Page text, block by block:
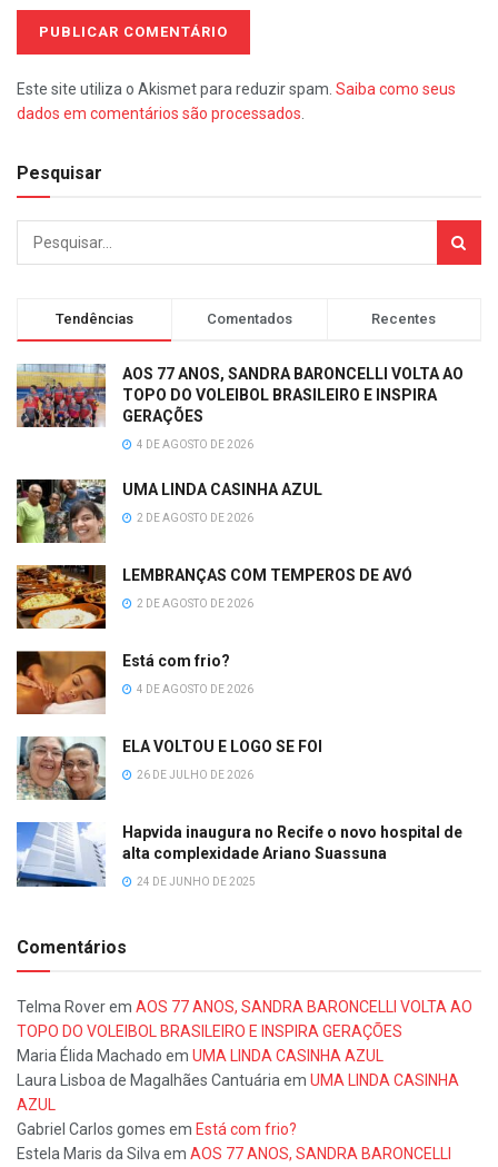
Este site utiliza o Akismet para reduzir spam. Saiba como seus
dados em comentários são processados
Pesquisar
Tendências Comentados Recentes
AOS 77 ANOS, SANDRA BARONCELLI VOLTA AO
TOPO DO VOLEIBOL BRASILEIRO E INSPIRA
GERAÇÕES
4 DE AGOSTO DE 2026
UMA LINDA CASINHA AZUL
2 DE AGOSTO DE 2026
LEMBRANÇAS COM TEMPEROS DE AVÓ
2 DE AGOSTO DE 2026
Está com frio?
4 DE AGOSTO DE 2026
ELA VOLTOU E LOGO SE FOI
26 DE JULHO DE 2026
Hapvida inaugura no Recife o novo hospital de
alta complexidade Ariano Suassuna
24 DE JUNHO DE 2025
Comentários
Telma Roverem AOS 77 ANOS, SANDRA BARONCELLI VOLTA AO
TOPO DO VOLEIBOL BRASILEIRO E INSPIRA GERAÇÕES
Maria Élida Machado em UMA LINDA CASINHA AZUL
Laura Lisboa de Magalhães Cantuáriaem UMA LINDA CASINHA
AZUL
Gabriel Carlos gomes em Está com frio?
Estela Maris da Silvaem AOS 77 ANOS, SANDRA BARONCELLI